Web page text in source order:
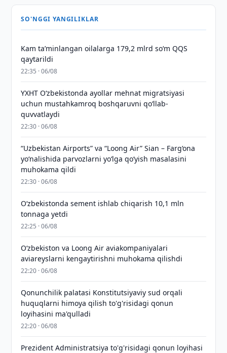
SO'NGGI YANGILIKLAR
Kam taʼminlangan oilalarga 179,2 mlrd so‘m QQS
qaytarildi
22:35 · 06/08
YXHT O‘zbekistonda ayollar mehnat migratsiyasi
uchun mustahkamroq boshqaruvni qo‘llab-
quvvatlaydi
22:30 · 06/08
“Uzbekistan Airports” va “Loong Air” Sian – Farg‘ona
yo‘nalishida parvozlarni yo‘lga qo‘yish masalasini
muhokama qildi
22:30 · 06/08
O‘zbekistonda sement ishlab chiqarish 10,1 mln
tonnaga yetdi
22:25 · 06/08
Oʻzbekiston va Loong Air aviakompaniyalari
aviareyslarni kengaytirishni muhokama qilishdi
22:20 · 06/08
Qonunchilik palatasi Konstitutsiyaviy sud orqali
huquqlarni himoya qilish to'g'risidagi qonun
loyihasini ma'qulladi
22:20 · 06/08
Prezident Administratsiya to'g'risidagi qonun loyihasi